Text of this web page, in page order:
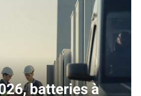
batteries à